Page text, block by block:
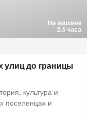
На машине
2.5 часа
улиц до границы
культура и
поселенцах и